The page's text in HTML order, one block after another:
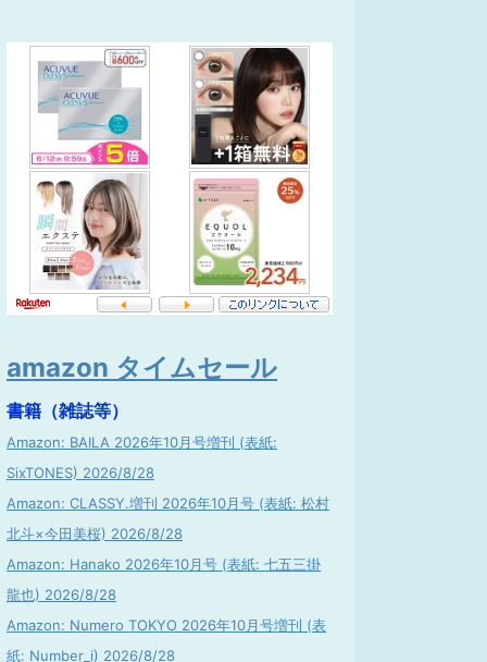
amazon タイムセール
書籍（雑誌等）
Amazon: BAILA 2026年10月号増刊 (表紙:
SixTONES) 2026/8/28
Amazon: CLASSY.増刊 2026年10月号 (表紙: 松村
北斗×今田美桜) 2026/8/28
Amazon: Hanako 2026年10月号 (表紙: 七五三掛
龍也) 2026/8/28
Amazon: Numero TOKYO 2026年10月号増刊 (表
紙: Number_i) 2026/8/28